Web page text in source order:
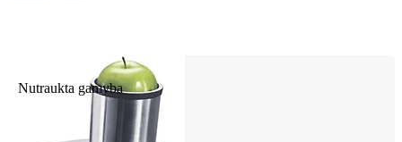
Nutraukta gamyba